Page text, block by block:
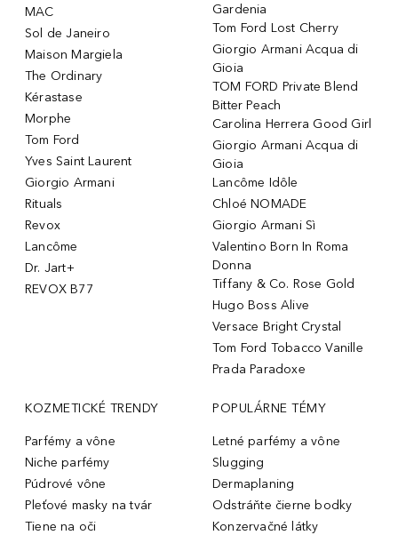
MAC
Sol de Janeiro
Maison Margiela
The Ordinary
Kérastase
Morphe
Tom Ford
Yves Saint Laurent
Giorgio Armani
Rituals
Revox
Lancôme
Dr. Jart+
REVOX B77
Gardenia
Tom Ford Lost Cherry
Giorgio Armani Acqua di
Gioia
TOM FORD Private Blend
Bitter Peach
Carolina Herrera Good Girl
Giorgio Armani Acqua di
Gioia
Lancôme Idôle
Chloé NOMADE
Giorgio Armani Sì
Valentino Born In Roma
Donna
Tiffany & Co. Rose Gold
Hugo Boss Alive
Versace Bright Crystal
Tom Ford Tobacco Vanille
Prada Paradoxe
KOZMETICKÉ TRENDY
Parfémy a vône
Niche parfémy
Púdrové vône
Pleťové masky na tvár
Tiene na oči
POPULÁRNE TÉMY
Letné parfémy a vône
Slugging
Dermaplaning
Odstráňte čierne bodky
Konzervačné látky